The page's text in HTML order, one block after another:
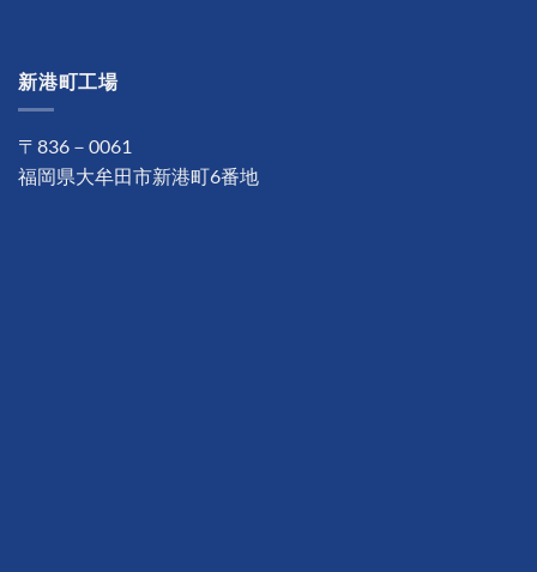
新港町工場
〒836－0061
福岡県大牟田市新港町6番地